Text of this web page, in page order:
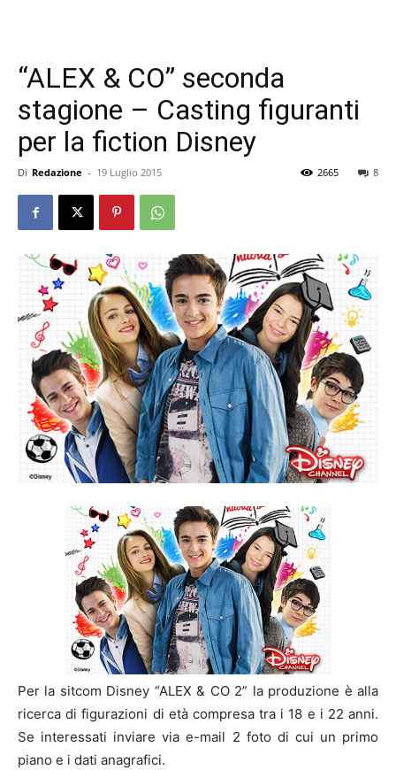
“ALEX & CO” seconda
stagione – Casting figuranti
per la fiction Disney
Di Redazione - 19 Luglio 2015 8
2665
Per la sitcom Disney “ALEX & CO 2” la produzione è alla
ricerca di figurazioni di età compresa tra i 18 e i 22 anni.
Se interessati inviare via e-mail 2 foto di cui un primo
piano e i dati anagrafici.